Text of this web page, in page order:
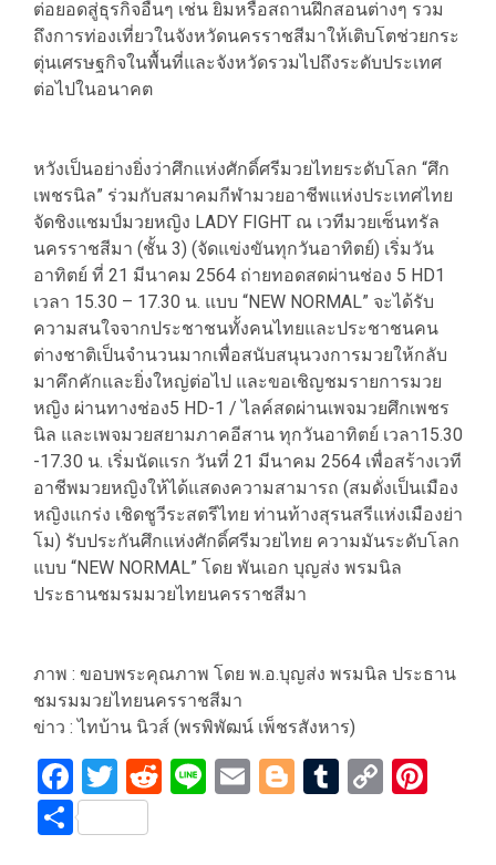
ต่อยอดสู่ธุรกิจอื่นๆ เช่น ยิมหรือสถานฝึกสอนต่างๆ รวม
ถึงการท่องเที่ยวในจังหวัดนครราชสีมาให้เติบโตช่วยกระ
ตุ่นเศรษฐกิจในพื้นที่และจังหวัดรวมไปถึงระดับประเทศ
ต่อไปในอนาคต
หวังเป็นอย่างยิ่งว่าศึกแห่งศักดิ์ศรีมวยไทยระดับโลก “ศึก
เพชรนิล” ร่วมกับสมาคมกีฬามวยอาชีพแห่งประเทศไทย
จัดชิงแชมป์มวยหญิง LADY FIGHT ณ เวทีมวยเซ็นทรัล
นครราชสีมา (ชั้น 3) (จัดแข่งขันทุกวันอาทิตย์) เริ่มวัน
อาทิตย์ ที่ 21 มีนาคม 2564 ถ่ายทอดสดผ่านช่อง 5 HD1
เวลา 15.30 – 17.30 น. แบบ “NEW NORMAL” จะได้รับ
ความสนใจจากประชาชนทั้งคนไทยและประชาชนคน
ต่างชาติเป็นจำนวนมากเพื่อสนับสนุนวงการมวยให้กลับ
มาคึกคักและยิ่งใหญ่ต่อไป และขอเชิญชมรายการมวย
หญิง ผ่านทางช่อง5 HD-1 / ไลค์สดผ่านเพจมวยศึกเพชร
นิล และเพจมวยสยามภาคอีสาน ทุกวันอาทิตย์ เวลา15.30
-17.30 น. เริ่มนัดแรก วันที่ 21 มีนาคม 2564 เพื่อสร้างเวที
อาชีพมวยหญิงให้ได้แสดงความสามารถ (สมดั่งเป็นเมือง
หญิงแกร่ง เชิดชูวีระสตรีไทย ท่านท้างสุรนสรีแห่งเมืองย่า
โม) รับประกันศึกแห่งศักดิ์ศรีมวยไทย ความมันระดับโลก
แบบ “NEW NORMAL” โดย พันเอก บุญส่ง พรมนิล
ประธานชมรมมวยไทยนครราชสีมา
ภาพ : ขอบพระคุณภาพ โดย พ.อ.บุญส่ง พรมนิล ประธาน
ชมรมมวยไทยนครราชสีมา
ข่าว : ไทบ้าน นิวส์ (พรพิพัฒน์ เพ็ชรสังหาร)
Facebook
Twitter
Reddit
LineEmailBlogger
Tumblr
Copy
Share